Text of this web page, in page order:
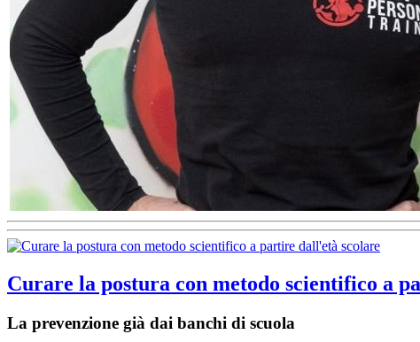
Curare la postura con metodo scientifico a
La prevenzione già dai banchi di scuola